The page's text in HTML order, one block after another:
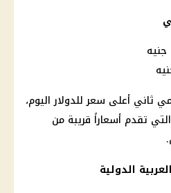
ثاني أعلى سعر للدولاراليوم،
التي تقدم أسعاراً قريبة من